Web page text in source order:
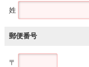
姓
郵便番号
〒